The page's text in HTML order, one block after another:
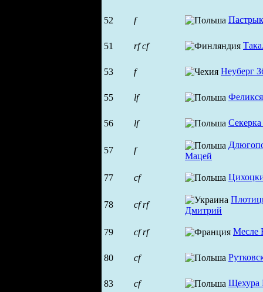
52 f
51 rf cf
53 f Неуберг
55 lf
56 lf
57 f
Мацей
77 cf
78 cf rf
Дмитрий
79 cf rf Месле
80 cf
83 cf